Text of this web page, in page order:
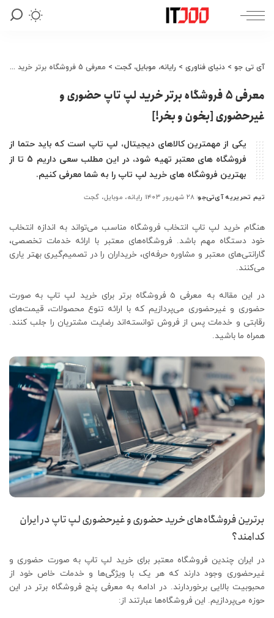
آی تی جو > دنیای فناوری > رایانه، موبایل، گجت > معرفی 5 فروشگاه برتر خرید لپ تاپ حضوری و غیرحضوری [بخون و بخر!]
معرفی 5 فروشگاه برتر خرید لپ تاپ حضوری و
غیرحضوری [بخون و بخر!]
یکی از مهمترین کالاهای دیجیتال، لپ تاپ است که باید حتما از
فروشگاه های معتبر تهیه شود، در این مطلب سعی داریم 5 تا از
بهترین فروشگاه های خرید لپ تاپ را به شما معرفی کنیم.
ارسال
توسط
تیم تحریریه آی‌تی‌جو ۲۸ شهریور ۱۴۰۳ رایانه، موبایل، گجت
هنگام خرید لپ‌ تاپ انتخاب فروشگاه مناسب می‌تواند به اندازه انتخاب
خود دستگاه مهم باشد. فروشگاه‌های معتبر با ارائه خدمات تخصصی،
گارانتی‌های معتبر و مشاوره حرفه‌ای، خریداران را در تصمیم‌گیری بهتر یاری
می‌کنند.
در این مقاله به معرفی 5 فروشگاه برتر برای خرید لپ تاپ به صورت
حضوری و غیرحضوری می‌پردازیم که با ارائه تنوع محصولات، قیمت‌های
رقابتی و خدمات پس از فروش توانسته‌اند رضایت مشتریان را جلب کنند.
همراه ما باشید.
برترین فروشگاه‌های خرید حضوری و غیرحضوری لپ تاپ در ایران
کدامند؟
در ایران چندین فروشگاه معتبر برای خرید لپ‌ تاپ به صورت حضوری و
غیرحضوری وجود دارند که هر یک با ویژگی‌ها و خدمات خاص خود از
محبوبیت بالایی برخوردارند. در ادامه به معرفی پنج فروشگاه برتر در این
حوزه می‌پردازیم. این فروشگاه‌ها عبارتند از: